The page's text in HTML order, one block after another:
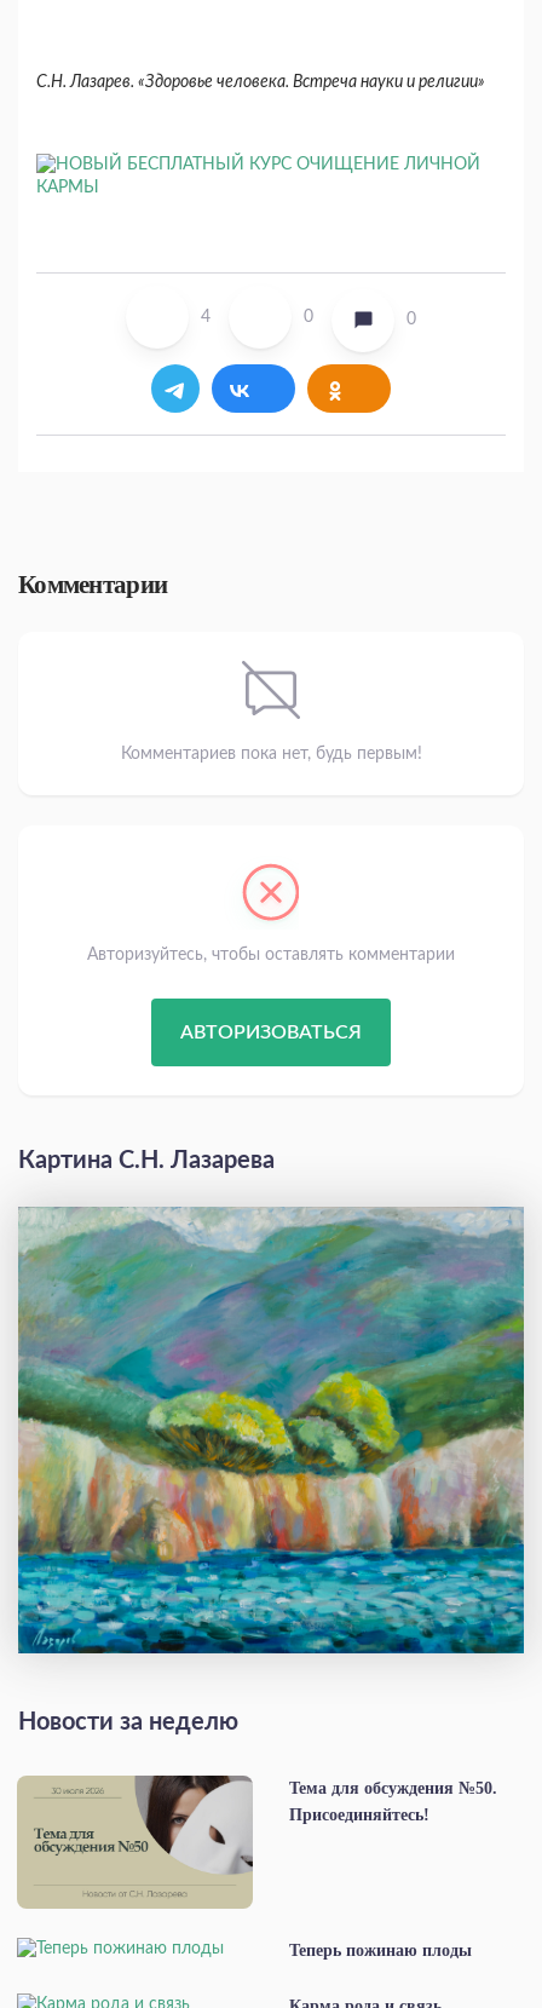
С.Н. Лазарев. «Здоровье человека. Встреча науки и религии»
4 0 0
Комментарии
Комментариев пока нет, будь первым!
Авторизуйтесь, чтобы оставлять комментарии
АВТОРИЗОВАТЬСЯ
Картина С.Н. Лазарева
Новости за неделю
Тема для обсуждения №50.
Присоединяйтесь!
Теперь пожинаю плоды